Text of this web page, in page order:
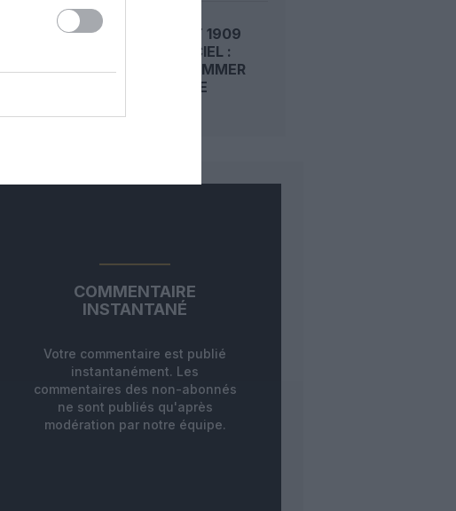
LE 6 AOÛT 1909
DANS LE CIEL :
ROGER SOMMER
PERMET LE
COMMENTAIRE
INSTANTANÉ
Votre commentaire est publié
instantanément. Les
commentaires des non-abonnés
ne sont publiés qu'après
modération par notre équipe.